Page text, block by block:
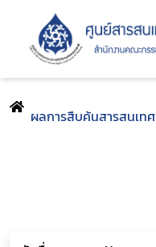
ผลการสืบค้นสารสนเทศ